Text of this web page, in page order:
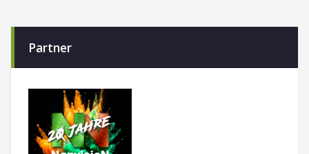
Partner